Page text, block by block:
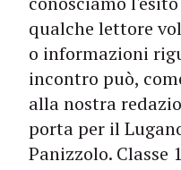
qualche lettore
o informazioni
incontro può,
alla nostra
porta per il
Panizzolo. Classe